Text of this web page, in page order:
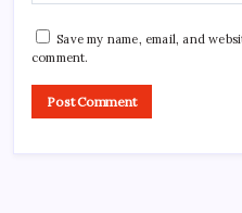
Save my name, email, and
comment.